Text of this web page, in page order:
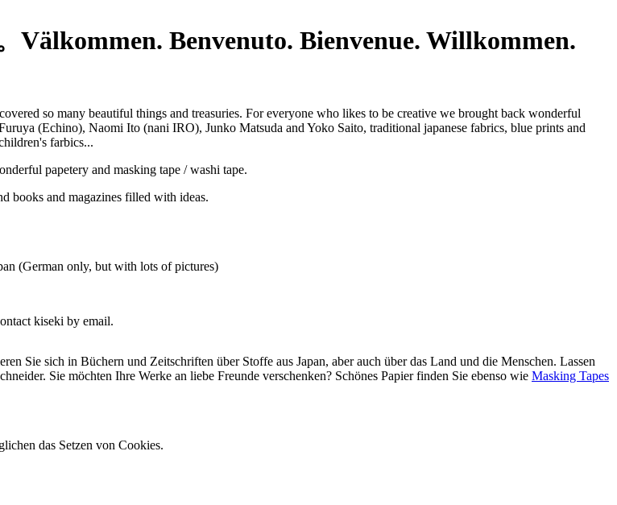
Välkommen. Benvenuto. Bienvenue. Willkommen.
so many beautiful things and treasuries. For everyone who likes to be creative we brought back wonderful
(Echino), Naomi Ito (nani IRO), Junko Matsuda and Yoko Saito, traditional japanese fabrics, blue prints and
farbics...
papetery and masking tape / washi tape.
books and magazines filled with ideas.
(German only, but with lots of pictures)
kiseki by email.
Sie sich in Büchern und Zeitschriften über Stoffe aus Japan, aber auch über das Land und die Menschen. Lassen
Sie möchten Ihre Werke an liebe Freunde verschenken? Schönes Papier finden Sie ebenso wie Masking Tapes
das Setzen von Cookies.